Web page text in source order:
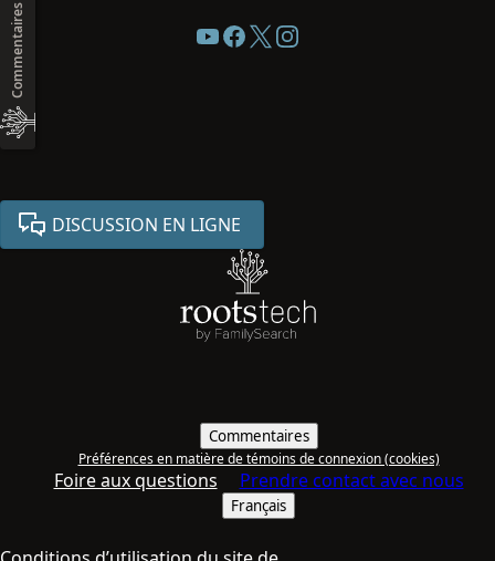
DISCUSSION EN LIGNE
Commentaires
Préférences en matière de témoins de connexion (cookies)
Foire aux questions Prendre contact avec nous
Français
Commentaires